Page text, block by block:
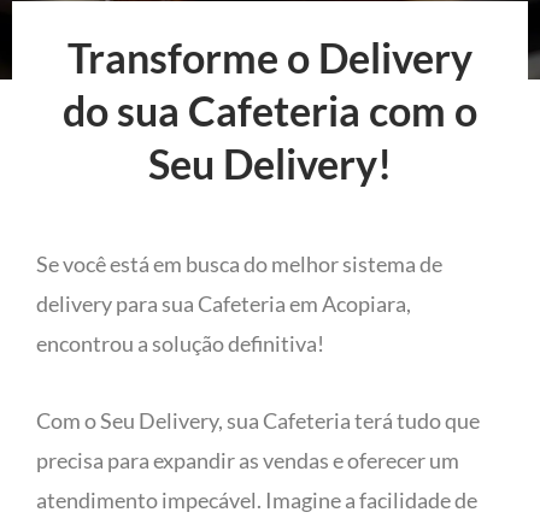
Transforme o Delivery
do sua Cafeteria com o
Seu Delivery!
Se você está em busca do melhor sistema de
delivery para sua Cafeteria em Acopiara,
encontrou a solução definitiva!
Com o Seu Delivery, sua Cafeteria terá tudo que
precisa para expandir as vendas e oferecer um
atendimento impecável. Imagine a facilidade de